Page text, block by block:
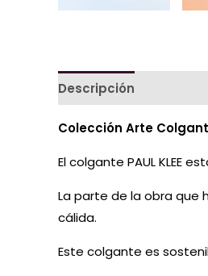
Descripción
Colección Arte
El colgante PAUL KLEE
La parte de la obra que
cálida.
Este colgante es